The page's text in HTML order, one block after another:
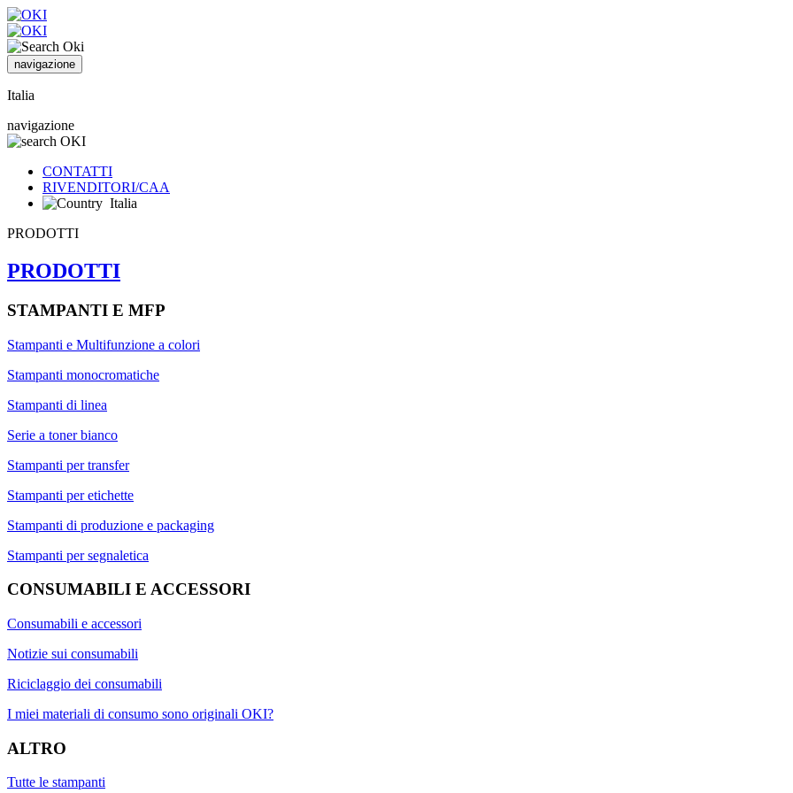
navigazione
Italia
navigazione
CONTATTI
RIVENDITORI/CAA
Italia
PRODOTTI
PRODOTTI
STAMPANTI E MFP
Stampanti e Multifunzione a colori
Stampanti monocromatiche
Stampanti di linea
Serie a toner bianco
Stampanti per transfer
Stampanti per etichette
Stampanti di produzione e packaging
Stampanti per segnaletica
CONSUMABILI E ACCESSORI
Consumabili e accessori
Notizie sui consumabili
Riciclaggio dei consumabili
I miei materiali di consumo sono originali OKI?
ALTRO
Tutte le stampanti